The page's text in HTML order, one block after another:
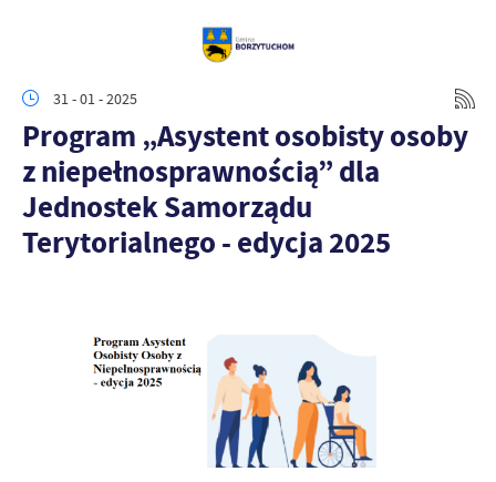
31 - 01 - 2025
Program „Asystent osobisty osoby
z niepełnosprawnością” dla
Jednostek Samorządu
Terytorialnego - edycja 2025